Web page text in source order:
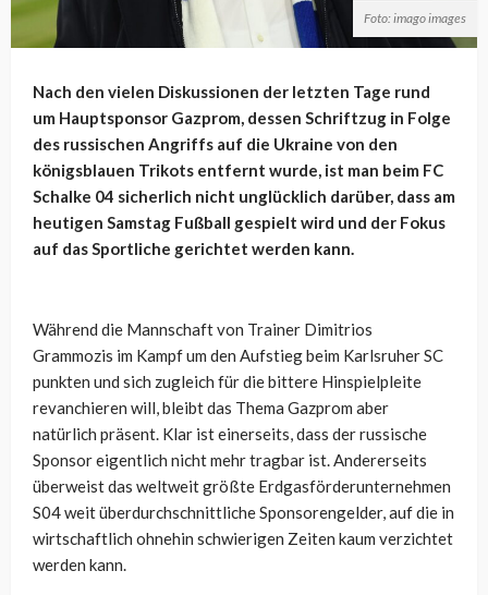
Foto: imago images
Nach den vielen Diskussionen der letzten Tage rund
um Hauptsponsor Gazprom, dessen Schriftzug in Folge
des russischen Angriffs auf die Ukraine von den
königsblauen Trikots entfernt wurde, ist man beim FC
Schalke 04 sicherlich nicht unglücklich darüber, dass am
heutigen Samstag Fußball gespielt wird und der Fokus
auf das Sportliche gerichtet werden kann.
Während die Mannschaft von Trainer Dimitrios
Grammozis im Kampf um den Aufstieg beim Karlsruher SC
punkten und sich zugleich für die bittere Hinspielpleite
revanchieren will, bleibt das Thema Gazprom aber
natürlich präsent. Klar ist einerseits, dass der russische
Sponsor eigentlich nicht mehr tragbar ist. Andererseits
überweist das weltweit größte Erdgasförderunternehmen
S04 weit überdurchschnittliche Sponsorengelder, auf die in
wirtschaftlich ohnehin schwierigen Zeiten kaum verzichtet
werden kann.